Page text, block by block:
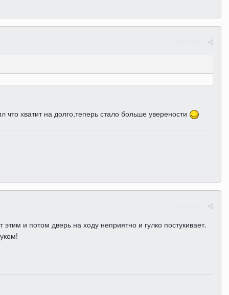
хватит на долго,теперь стало больше уверености
и потом дверь на ходу неприятно и гулко постукивает.